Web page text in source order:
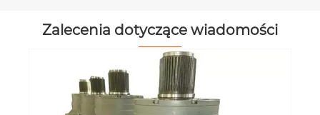
Zalecenia dotyczące wiadomości